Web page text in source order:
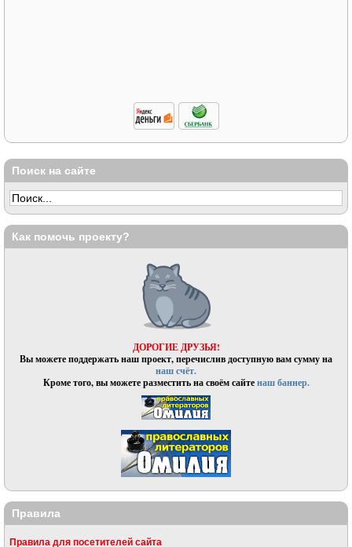
Поиск на сайте
Как помочь проекту?
ДОРОГИЕ ДРУЗЬЯ!
Вы можете поддержать наш проект, перечислив доступную вам сумму на
наш счёт.
Кроме того, вы можете разместить на своём сайтенаш баннер.
Правила
Правила для посетителей сайта